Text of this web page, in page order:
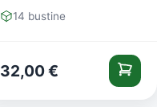
14 bustine
32,00€